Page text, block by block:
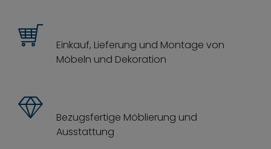
Einkauf, Lieferung und Montage von
Möbeln und Dekoration
Bezugsfertige Möblierung und
Ausstattung